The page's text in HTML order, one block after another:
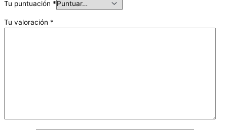
Tu puntuación *
Tu valoración *